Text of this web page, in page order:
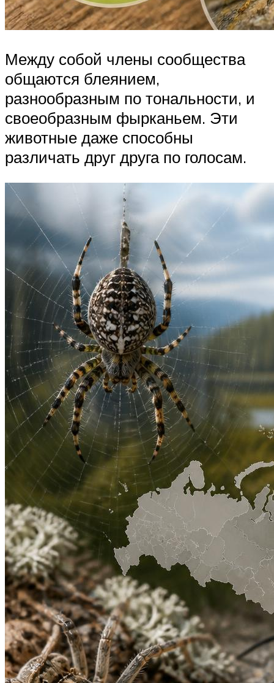
Между собой члены сообщества
общаются блеянием,
разнообразным по тональности, и
своеобразным фырканьем. Эти
животные даже способны
различать друг друга по голосам.